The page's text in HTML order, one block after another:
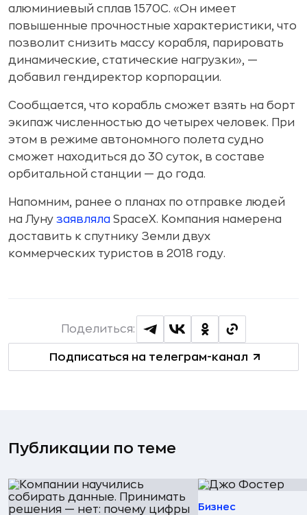
алюминиевый сплав 1570C. «Он имеет
повышенные прочностные характеристики, что
позволит снизить массу корабля, парировать
динамические, статические нагрузки», —
добавил гендиректор корпорации.
Сообщается, что корабль сможет взять на борт
экипаж численностью до четырех человек. При
этом в режиме автономного полета судно
сможет находиться до 30 суток, в составе
орбитальной станции — до года.
Напомним, ранее о планах по отправке людей
на Луну заявляла SpaceX. Компания намерена
доставить к спутнику Земли двух
коммерческих туристов в 2018 году.
Подписаться на телеграм-канал
Поделиться:
Публикации по теме
Бизнес